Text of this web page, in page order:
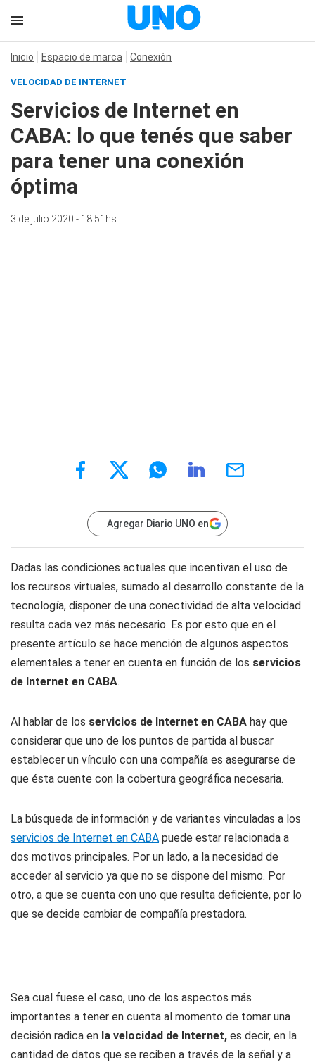
Inicio Espacio de marca Conexión
VELOCIDAD DE INTERNET
Servicios de Internet en
CABA: lo que tenés que saber
para tener una conexión
óptima
3 de julio 2020 - 18:51hs
Agregar Diario UNO en
Dadas las condiciones actuales que incentivan el uso de
los recursos virtuales, sumado al desarrollo constante de la
tecnología, disponer de una conectividad de alta velocidad
resulta cada vez más necesario. Es por esto que en el
presente artículo se hace mención de algunos aspectos
elementales a tener en cuenta en función de los servicios
de Internet en CABA.
Al hablar de los servicios de Internet en CABA hay que
considerar que uno de los puntos de partida al buscar
establecer un vínculo con una compañía es asegurarse de
que ésta cuente con la cobertura geográfica necesaria.
La búsqueda de información y de variantes vinculadas a los
servicios de Internet en CABA puede estar relacionada a
dos motivos principales. Por un lado, a la necesidad de
acceder al servicio ya que no se dispone del mismo. Por
otro, a que se cuenta con uno que resulta deficiente, por lo
que se decide cambiar de compañía prestadora.
Sea cual fuese el caso, uno de los aspectos más
importantes a tener en cuenta al momento de tomar una
decisión radica en la velocidad de Internet, es decir, en la
cantidad de datos que se reciben a través de la señal y a